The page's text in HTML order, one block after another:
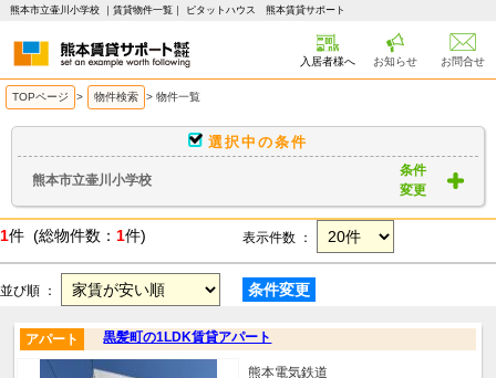
熊本市立壷川小学校 ｜賃貸物件一覧｜ ピタットハウス 熊本賃貸サポート
入居者様へ お知らせ お問合せ
TOPページ > 物件検索 > 物件一覧
選択中の条件
熊本市立壷川小学校
条件
変更
1件 (総物件数： 1件) 表示件数 ：
並び順 ： 条件変更
黒髪町の1LDK賃貸アパート
アパート
熊本電気鉄道